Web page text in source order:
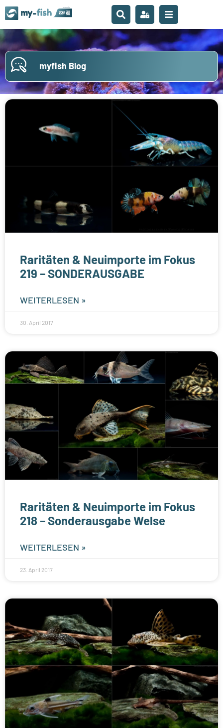
myfish Blog
Raritäten & Neuimporte im Fokus
219 – SONDERAUSGABE
WEITERLESEN »
30. April 2017
Raritäten & Neuimporte im Fokus
218 – Sonderausgabe Welse
WEITERLESEN »
23. April 2017